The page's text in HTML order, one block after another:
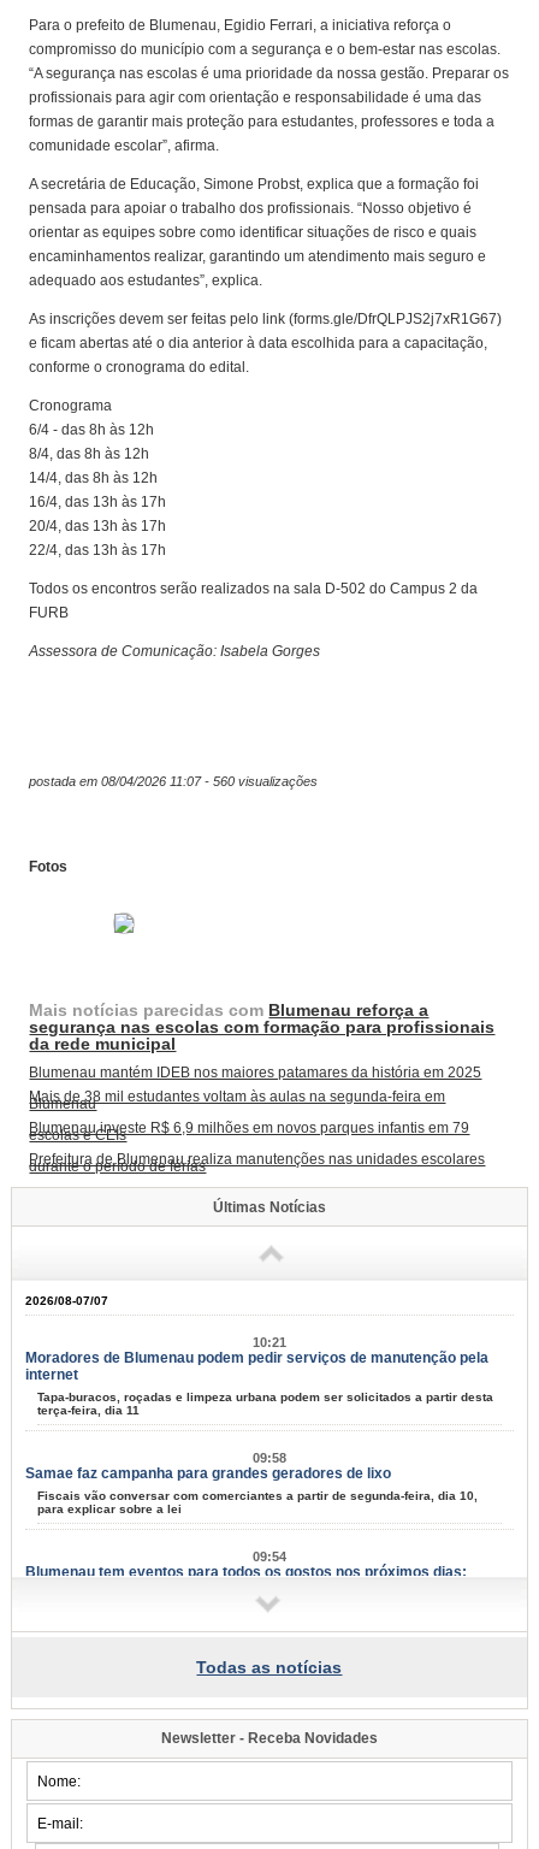
Para o prefeito de Blumenau, Egidio Ferrari, a iniciativa reforça o
compromisso do município com a segurança e o bem-estar nas escolas.
“A segurança nas escolas é uma prioridade da nossa gestão. Preparar os
profissionais para agir com orientação e responsabilidade é uma das
formas de garantir mais proteção para estudantes, professores e toda a
comunidade escolar”, afirma.
A secretária de Educação, Simone Probst, explica que a formação foi
pensada para apoiar o trabalho dos profissionais. “Nosso objetivo é
orientar as equipes sobre como identificar situações de risco e quais
encaminhamentos realizar, garantindo um atendimento mais seguro e
adequado aos estudantes”, explica.
As inscrições devem ser feitas pelo link (forms.gle/DfrQLPJS2j7xR1G67)
e ficam abertas até o dia anterior à data escolhida para a capacitação,
conforme o cronograma do edital.
Cronograma
6/4 - das 8h às 12h
8/4, das 8h às 12h
14/4, das 8h às 12h
16/4, das 13h às 17h
20/4, das 13h às 17h
22/4, das 13h às 17h
Todos os encontros serão realizados na sala D-502 do Campus 2 da
FURB
Assessora de Comunicação: Isabela Gorges
postada em 08/04/2026 11:07 - 560 visualizações
Fotos
Mais notícias parecidas com Blumenau reforça a
segurança nas escolas com formação para profissionais
da rede municipal
Blumenau mantém IDEB nos maiores patamares da história em 2025
Mais de 38 mil estudantes voltam às aulas na segunda-feira em
Blumenau
Blumenau investe R$ 6,9 milhões em novos parques infantis em 79
escolas e CEIs
Prefeitura de Blumenau realiza manutenções nas unidades escolares
durante o período de férias
Últimas Notícias
2026/08-07/07
10:21
Moradores de Blumenau podem pedir serviços de manutenção pela
internet
Tapa-buracos, roçadas e limpeza urbana podem ser solicitados a partir desta
terça-feira, dia 11
09:58
Samae faz campanha para grandes geradores de lixo
Fiscais vão conversar com comerciantes a partir de segunda-feira, dia 10,
para explicar sobre a lei
09:54
Blumenau tem eventos para todos os gostos nos próximos dias;
Música, arte e cultura marcam mais um fim de semana na cidade
Famílias do Loteamento Arnold Zickuhr recebem regularização dos
Prefeitura entrega documentação de 18 lotes na Velha Central; espera
2026/08-06/06
15:39
Semana da Juventude inicia na próxima quarta-feira, dia 12: confira a
Todas as notícias
Newsletter - Receba Novidades